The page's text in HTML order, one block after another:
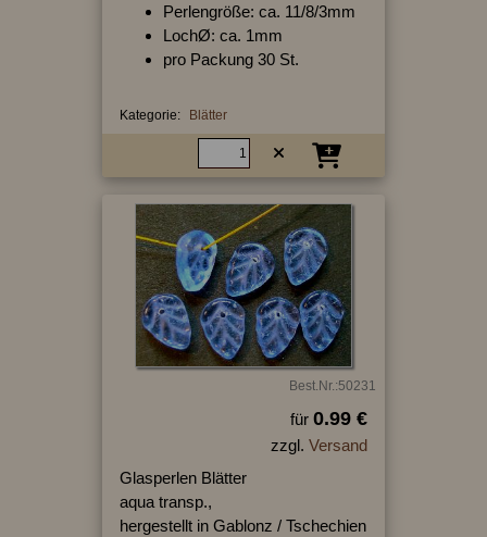
Perlengröße: ca. 11/8/3mm
LochØ: ca. 1mm
pro Packung 30 St.
Kategorie: Blätter
Best.Nr.:50231
für 0.99 €
zzgl. Versand
Glasperlen Blätter
aqua transp.,
hergestellt in Gablonz / Tschechien